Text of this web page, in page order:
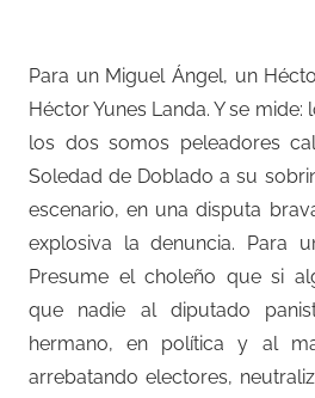
Para un Miguel Ángel, un
Héctor Yunes Landa. Y se
los dos somos peleadores
Soledad de Doblado a su
escenario, en una disputa
explosiva la denuncia. Para
Presume el choleño que si
que nadie al diputado
hermano, en política y al
arrebatando electores,